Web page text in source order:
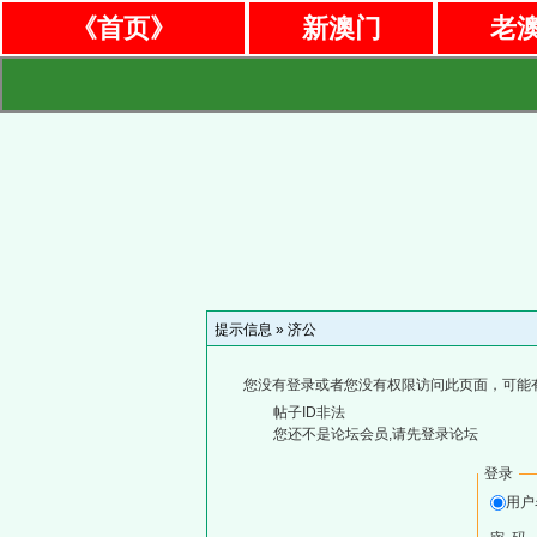
《首页》 新澳门 老
提示信息 » 济公
您没有登录或者您没有权限访问此页面，可能
帖子ID非法
您还不是论坛会员,请先登录论坛
登录
用